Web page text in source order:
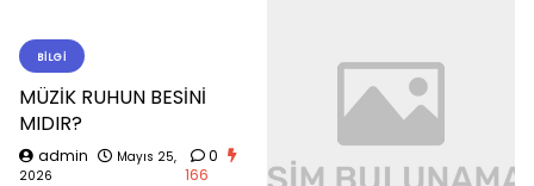
BILGI
MÜZİK RUHUN BESİNİ
MIDIR?
admin
Mayıs 25,
2026
0
166